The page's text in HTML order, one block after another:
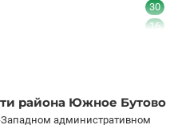
30
16
21
района Южное Бутово
Западном административном